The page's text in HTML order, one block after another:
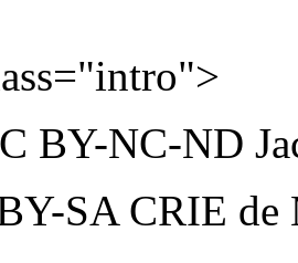
BY-NC-ND
SA CRIE de